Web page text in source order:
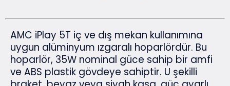
AMC iPlay 5T iç ve dış mekan kullanımına
uygun alüminyum ızgaralı hoparlördür. Bu
hoparlör, 35W nominal güce sahip bir amfi
ve ABS plastik gövdeye sahiptir. U şekilli